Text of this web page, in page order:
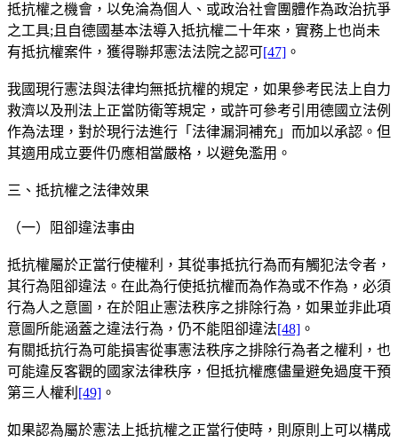
抵抗權之機會，以免淪為個人、或政治社會團體作為政治抗爭
之工具;且自德國基本法導入抵抗權二十年來，實務上也尚未
有抵抗權案件，獲得聯邦憲法法院之認可[47] 。
我國現行憲法與法律均無抵抗權的規定，如果參考民法上自力
救濟以及刑法上正當防衛等規定，或許可參考引用德國立法例
作為法理，對於現行法進行「法律漏洞補充」而加以承認。但
其適用成立要件仍應相當嚴格，以避免濫用。
三、抵抗權之法律效果
（一）阻卻違法事由
抵抗權屬於正當行使權利，其從事抵抗行為而有觸犯法令者，
其行為阻卻違法。在此為行使抵抗權而為作為或不作為，必須
行為人之意圖，在於阻止憲法秩序之排除行為，如果並非此項
意圖所能涵蓋之違法行為，仍不能阻卻違法[48] 。
有關抵抗行為可能損害從事憲法秩序之排除行為者之權利，也
可能違反客觀的國家法律秩序，但抵抗權應儘量避免過度干預
第三人權利 [49] 。
如果認為屬於憲法上抵抗權之正當行使時，則原則上可以構成